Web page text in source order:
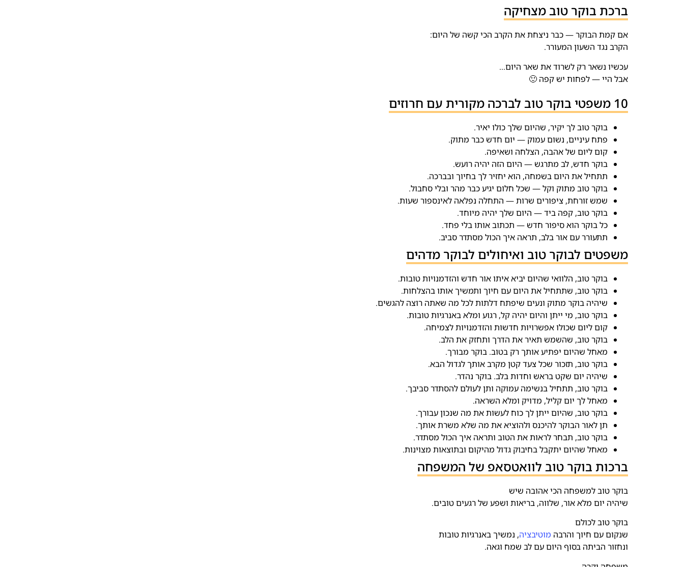
ברכת בוקר טוב מצחיקה
אם קמת הבוקר — כבר ניצחת את הקרב הכי קשה של היום:
הקרב נגד השעון המעורר.
עכשיו נשאר רק לשרוד את שאר היום…
אבל היי — לפחות יש קפה 🙂
10 משפטי בוקר טוב לברכה מקורית עם חרוזים
בוקר טוב לך יקיר, שהיום שלך כולו יאיר.
פתח עיניים, נשום עמוק — יום חדש כבר מתוק.
קום ליום של אהבה, הצלחה ושאיפה.
בוקר חדש, לב מתרגש — היום הזה יהיה רועש.
תתחיל את היום בשמחה, הוא יחזיר לך בחיוך ובברכה.
בוקר טוב מתוק וקל — שכל חלום יגיע כבר מהר ובלי סחבול.
שמש זורחת, ציפורים שרות — התחלה נפלאה לאינספור שעות.
בוקר טוב, קפה ביד — היום שלך יהיה מיוחד.
כל בוקר הוא סיפור חדש — תכתוב אותו בלי פחד.
תתעורר עם אור בלב, תראה איך הכול מסתדר סביב.
משפטים לבוקר טוב ואיחולים לבוקר מדהים
בוקר טוב, הלוואי שהיום יביא איתו אור חדש והזדמנויות טובות.
בוקר טוב, שתתחיל את היום עם חיוך ותמשיך אותו בהצלחות.
שיהיה בוקר מתוק ונעים שיפתח דלתות לכל מה שאתה רוצה להגשים.
בוקר טוב, מי ייתן והיום יהיה קל, רגוע ומלא באנרגיות טובות.
קום ליום שכולו אפשרויות חדשות והזדמנויות לצמיחה.
בוקר טוב, שהשמש תאיר את הדרך ותחזק את הלב.
מאחל שהיום יפתיע אותך רק בטוב. בוקר מבורך.
בוקר טוב, תזכור שכל צעד קטן מקרב אותך לגדול הבא.
שיהיה יום שקט בראש וחדות בלב. בוקר נהדר.
בוקר טוב, תתחיל בנשימה עמוקה ותן לעולם להסתדר סביבך.
מאחל לך יום קליל, מדויק ומלא השראה.
בוקר טוב, שהיום ייתן לך כוח לעשות את מה שנכון עבורך.
תן לאור הבוקר להיכנס ולהוציא את מה שלא משרת אותך.
בוקר טוב, תבחר לראות את הטוב ותראה איך הכול מסתדר.
מאחל שהיום יתקבל בחיבוק גדול מהיקום ובתוצאות מצוינות.
ברכות בוקר טוב לוואטסאפ של המשפחה
בוקר טוב למשפחה הכי אהובה שיש
שיהיה יום מלא אור, שלווה, בריאות ושפע של רגעים טובים.
בוקר טוב לכולם
שנקום עם חיוך והרבה מוטיבציה, נמשיך באנרגיות טובות
ונחזור הביתה בסוף היום עם לב שמח וגאה.